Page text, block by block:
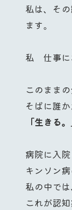
私は、そ
ます。
私 仕事に
このまま
そばに誰
「生きる。
病院に入
キンソン
私の中では
これが認